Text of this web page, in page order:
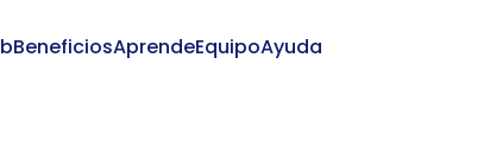
BeneficiosAprendeEquipoAyuda